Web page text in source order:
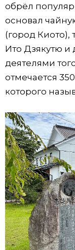
обрёл
основал
(город Киото),
Ито Дзякутю и
деятелями
отмечается
которого